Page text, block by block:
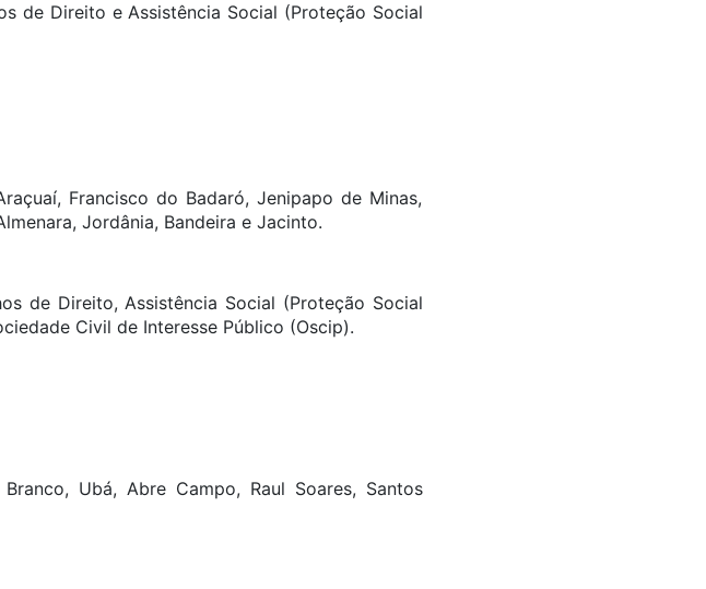
de Direito e Assistência Social (Proteção Social
Francisco do Badaró, Jenipapo de Minas,
Jordânia, Bandeira e Jacinto.
de Direito, Assistência Social (Proteção Social
Civil de Interesse Público (Oscip).
Ubá, Abre Campo, Raul Soares, Santos